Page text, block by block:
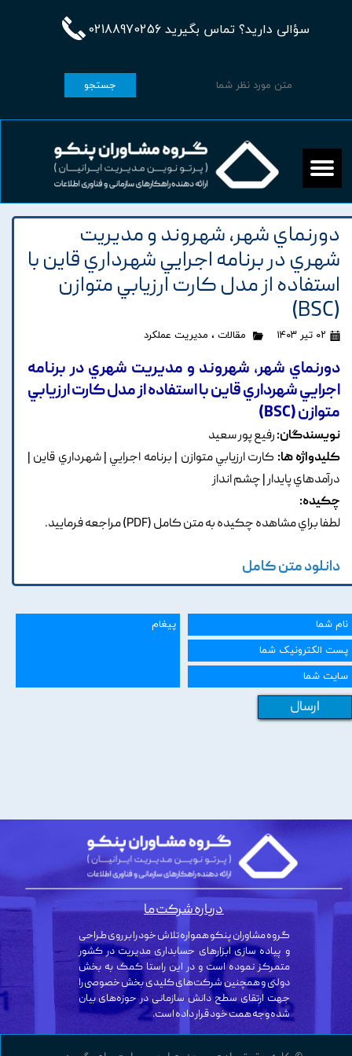
سؤالی دارید؟ تماس بگیرید 02188970256
جستجو
دورنماي شهر، شهروند و مديريت
شهري در برنامه اجرايي شهرداري قاين با
استفاده از مدل کارت ارزيابي متوازن
(BSC)
۰۲ تیر ۱۴۰۳ مقالات ، مدیریت عملکرد
دورنماي شهر، شهروند و مديريت شهري در برنامه
اجرايي شهرداري قاين با استفاده از مدل کارت ارزيابي
متوازن (BSC)
نویسندگان:رفيع پور سعيد
کلیدواژه ها: کارت ارزيابي متوازن | برنامه اجرايي | شهرداري قاين |
درآمدهاي پايدار | چشم انداز
چکیده:
لطفا براي مشاهده چکيده به متن کامل (PDF) مراجعه فرماييد.
دانلود متن کامل
ارسال
گروه مشاوران پنکو همواره تلاش خود را بر روی طراحی
و پیاده سازی ابزارهای حسابداری مدیریت در کشور
متمرکز نموده است و در این راستا کمک به بخش
دولتی و همچنین شرکت‌های کلیدی بخش خصوصی را
جهت ارتقای سطح دانش سازمانی در حوزه‌های بیان
شده وجه همت خود قرار داده است.
درباره شرکت ما